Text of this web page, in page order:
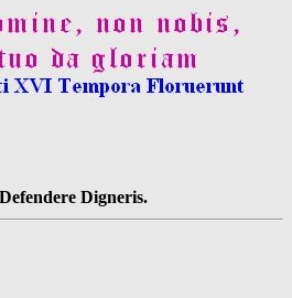
Digneris.